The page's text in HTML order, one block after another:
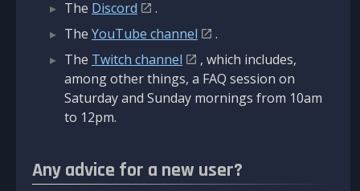
The Discord
.
The YouTube channel
.
The Twitch channel
, which includes,
among other things, a FAQ session on
Saturday and Sunday mornings from 10am
to 12pm.
Any advice for a new user?